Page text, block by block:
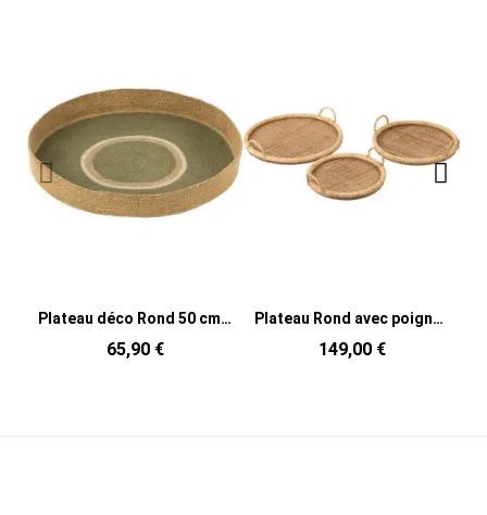
Plateau déco Rond 50 cm en Jonc de mer Vert Naturel Vanda
65,90 €
Plateau Rond avec poignées en Rotin Naturel Métal Cayden (Lot de 3)
149,00 €